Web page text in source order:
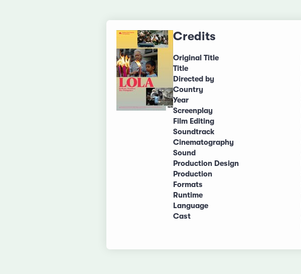
Credits
Original Title
Title
Directed by
Country
Year
Screenplay
Film Editing
Soundtrack
Cinematography
Sound
Production Design
Production
Formats
Runtime
Language
Cast